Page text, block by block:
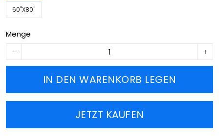
60''X80''
Menge
IN DEN WARENKORB LEGEN
JETZT KAUFEN